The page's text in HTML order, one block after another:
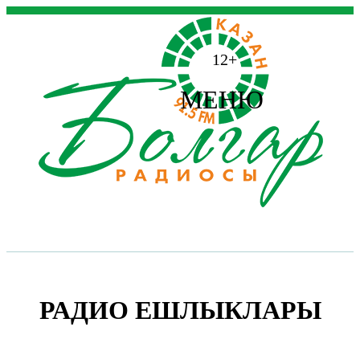
12+
МЕНЮ
РАДИО ЕШЛЫКЛАРЫ